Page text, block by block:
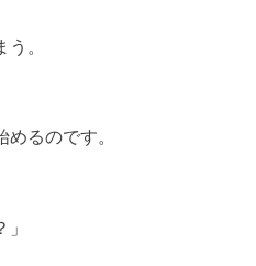
。
るのです。